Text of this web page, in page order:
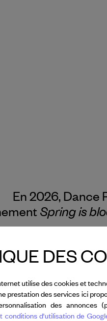
En 2026, Dance
Spring is
collabore avec
du printemps à New
1er mai à 19h
Dance Company.
DES
utilise des cookies et
prestation des services ici
des annonces
conditions d'utilisation de